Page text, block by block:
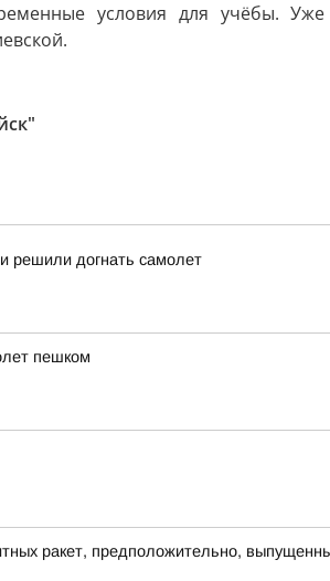
условия для учёбы.
решили догнать самолет
пешком
ракет, предположительно,